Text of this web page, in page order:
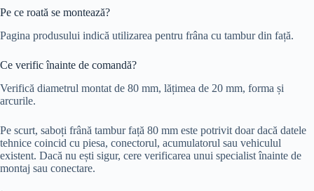
Pe ce roată se montează?
Pagina produsului indică utilizarea pentru frâna cu tambur din față.
Ce verific înainte de comandă?
Verifică diametrul montat de 80 mm, lățimea de 20 mm, forma și
arcurile.
Pe scurt, saboți frână tambur față 80 mm este potrivit doar dacă datele
tehnice coincid cu piesa, conectorul, acumulatorul sau vehiculul
existent. Dacă nu ești sigur, cere verificarea unui specialist înainte de
montaj sau conectare.